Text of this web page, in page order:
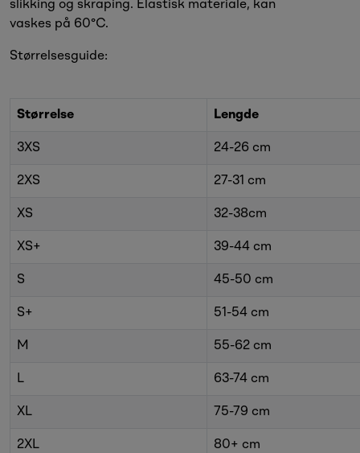
slikking og skraping. Elastisk materiale, kan
vaskes på 60°C.
Størrelsesguide:
Størrelse Lengde
3XS 24-26 cm
2XS 27-31 cm
XS 32-38cm
XS+ 39-44 cm
S 45-50 cm
S+ 51-54 cm
M 55-62 cm
L 63-74 cm
XL 75-79 cm
2XL 80+ cm